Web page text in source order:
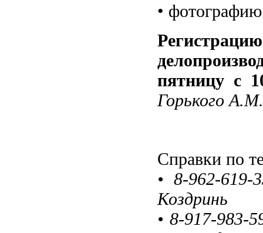
•
пятницу с
Горького
Справки по
• 8-962-619-
Коздринь
•8-917-983-